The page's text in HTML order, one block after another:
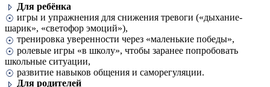
Для ребёнка
игры и упражнения для снижения тревоги («дыхание-
шарик», «светофор эмоций»),
тренировка уверенности через «маленькие победы»,
ролевые игры «в школу», чтобы заранее попробовать
школьные ситуации,
развитие навыков общения и саморегуляции.
Для родителей